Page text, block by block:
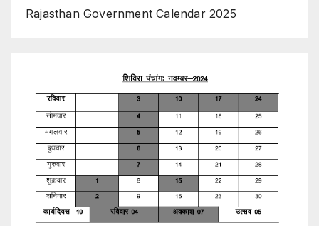
Rajasthan Government Calendar 2025